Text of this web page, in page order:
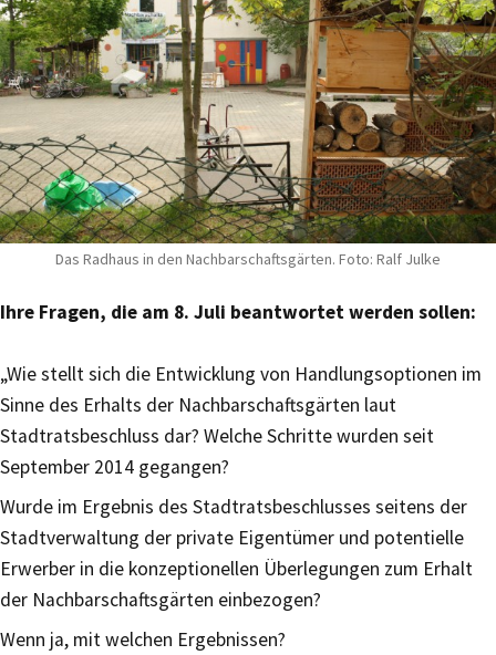
Das Radhaus in den Nachbarschaftsgärten. Foto: Ralf Julke
Ihre Fragen, die am 8. Juli beantwortet werden sollen:
„Wie stellt sich die Entwicklung von Handlungsoptionen im
Sinne des Erhalts der Nachbarschaftsgärten laut
Stadtratsbeschluss dar? Welche Schritte wurden seit
September 2014 gegangen?
Wurde im Ergebnis des Stadtratsbeschlusses seitens der
Stadtverwaltung der private Eigentümer und potentielle
Erwerber in die konzeptionellen Überlegungen zum Erhalt
der Nachbarschaftsgärten einbezogen?
Wenn ja, mit welchen Ergebnissen?